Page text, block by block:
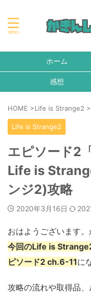
ホーム
感想
HOME >Life is Strange2 >
Life is Strange2
エピソード2
Life is
ンジ2)攻略
2020年3月16日
おはようございます。
今回のLife is
ピソード2 ch.6-11に
攻略の流れや取得品